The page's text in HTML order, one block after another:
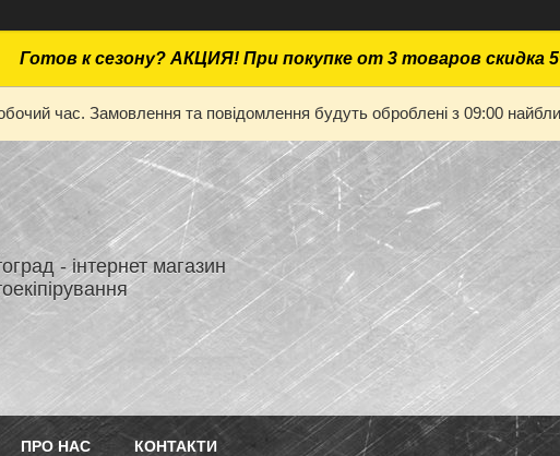
Готов к сезону? АКЦИЯ! При покупке от 3 товаров скидка
час. Замовлення та повідомлення будуть оброблені з 09:00
- інтернет магазин
ПРО НАС КОНТАКТИ